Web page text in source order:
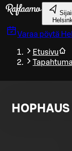
Siirry pääsisältöön
Varaa pöytä
Etusivu